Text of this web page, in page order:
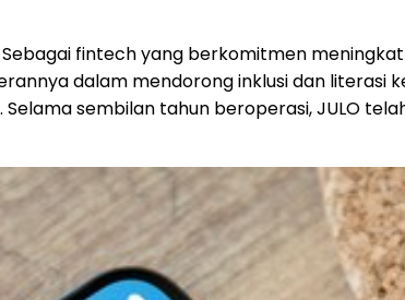
fintech yang berkomitmen
dalam mendorong inklusi dan literasi
sembilan tahun beroperasi, JULO